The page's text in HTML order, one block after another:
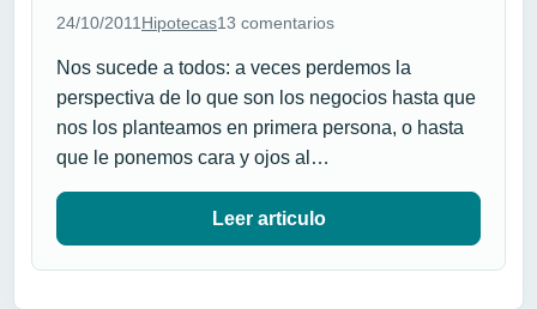
24/10/2011 Hipotecas13 comentarios
Nos sucede a todos: a veces perdemos la
perspectiva de lo que son los negocios hasta que
nos los planteamos en primera persona, o hasta
que le ponemos cara y ojos al…
Leer articulo